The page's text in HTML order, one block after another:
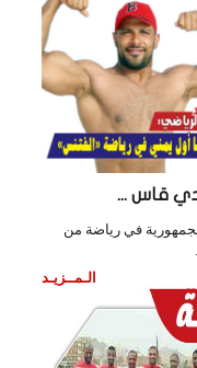
قاس ...
في رياضة من
الـمــزيـد